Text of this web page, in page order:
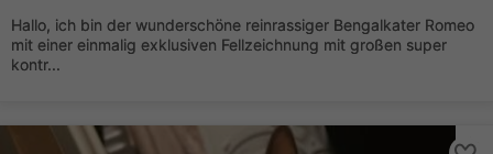
Hallo, ich bin der wunderschöne reinrassiger Bengalkater Romeo
mit einer einmalig exklusiven Fellzeichnung mit großen super
kontr...